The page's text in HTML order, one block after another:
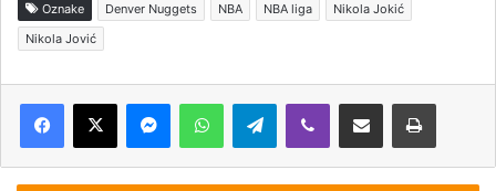
Oznake Denver Nuggets NBA NBA liga
Nikola Jokić
Nikola Jović
Telegram